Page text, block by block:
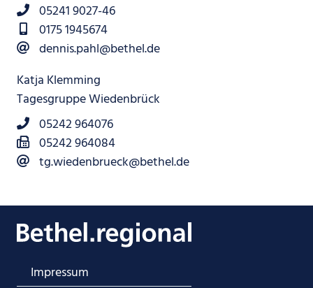
05241 9027-46
0175 1945674
dennis.pahl@bethel.de
Katja Klemming
Tagesgruppe Wiedenbrück
05242 964076
05242 964084
tg.wiedenbrueck@bethel.de
Impressum